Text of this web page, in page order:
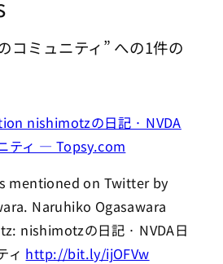
コミュニティ” への1件の
nishimotzの日記 · NVDA
ティ — Topsy.com
mentioned on Twitter by
Naruhiko Ogasawara
nishimotzの日記 · NVDA日
ィ http://bit.ly/ijOFVw